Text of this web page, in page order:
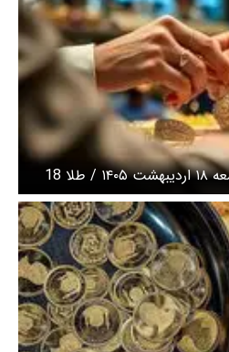
قیمت سکه و طلا امروز جمعه ۱۸ اردیبهشت ۱۴۰۵ / طلا 18